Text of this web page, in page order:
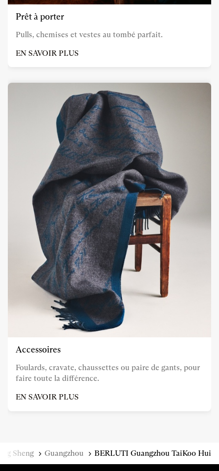
Prêt à porter
Pulls, chemises et vestes au tombé parfait.
EN SAVOIR PLUS
Accessoires
Foulards, cravate, chaussettes ou paire de gants, pour
faire toute la différence.
EN SAVOIR PLUS
Sheng Guangzhou BERLUTI Guangzhou TaiKoo Hui